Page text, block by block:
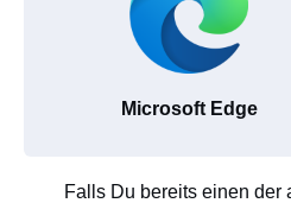
Microsoft Edge
Falls Du bereits einen der